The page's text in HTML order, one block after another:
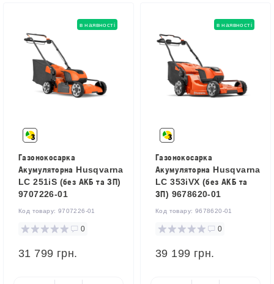
в наявності
Газонокосарка
Акумуляторна Husqvarna
LC 251iS (без АКБ та ЗП)
9707226-01
Код товару: 9707226-01
0
31 799 грн.
в наявності
Газонокосарка
Акумуляторна Husqvarna
LC 353iVX (без АКБ та
ЗП) 9678620-01
Код товару: 9678620-01
0
39 199 грн.